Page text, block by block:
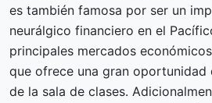
es también famosa por ser un
neurálgico financiero en el
principales mercados
que ofrece una gran oportunidad
de la sala de clases.